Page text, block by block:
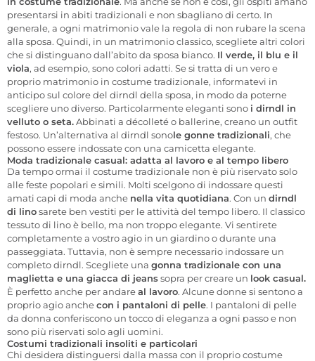
presentarsi in abiti tradizionali e non sbagliano di certo. In
generale, a ogni matrimonio vale la regola di non rubare la scena
alla sposa. Quindi, in un matrimonio classico, scegliete altri colori
che si distinguano dall’abito da sposa bianco. Il verde, il blu e il
viola, ad esempio, sono colori adatti. Se si tratta di un vero e
proprio matrimonio in costume tradizionale, informatevi in
anticipo sul colore del dirndl della sposa, in modo da poterne
scegliere uno diverso. Particolarmente eleganti sono i dirndl in
velluto o seta.Abbinati a décolleté o ballerine, creano un outfit
festoso. Un’alternativa al dirndl sonole gonne tradizionali, che
possono essere indossate con una camicetta elegante.
Moda tradizionale casual: adatta al lavoro e al tempo libero
Da tempo ormai il costume tradizionale non è più riservato solo
alle feste popolari e simili. Molti scelgonodi indossare questi
amati capi di moda anche nella vita quotidiana. Con un dirndl
di linosarete ben vestiti per le attività del tempo libero. Il classico
tessuto di lino è bello, ma non troppo elegante. Vi sentirete
completamente a vostro agio in un giardino o durante una
passeggiata. Tuttavia, non è sempre necessario indossare un
completo dirndl. Scegliete una gonna tradizionale con una
maglietta e una giacca di jeanssopra per creare un look casual.
È perfettoanche per andareal lavoro. Alcune donne si sentonoa
proprio agioanchecon i pantaloni di pelle. I pantaloni di pelle
da donna conferiscono un tocco di eleganza a ogni passo e non
sono più riservati solo agli uomini.
Costumi tradizionali insoliti e particolari
Chi desidera distinguersi dalla massa con il proprio costume